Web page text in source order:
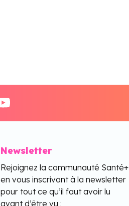
Newsletter
Rejoignez la communauté Santé+
en vous inscrivant à la newsletter
pour tout ce qu’il faut avoir lu
avant d’être vu :